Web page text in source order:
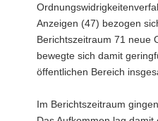
Anzeigen (47) bezogen
Berichtszeitraum 71 neue
bewegte sich damit
öffentlichen Bereich
Im Berichtszeitraum